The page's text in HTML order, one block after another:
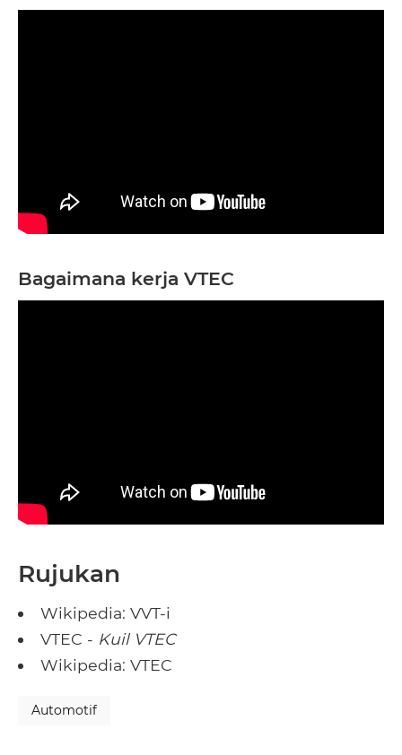
Bagaimana kerja VTEC
Rujukan
Wikipedia: VVT-i
VTEC - Kuil VTEC
Wikipedia: VTEC
Automotif